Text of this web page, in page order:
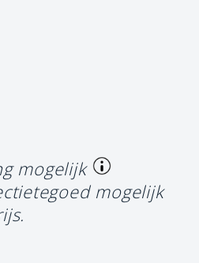
mogelijk
mogelijk